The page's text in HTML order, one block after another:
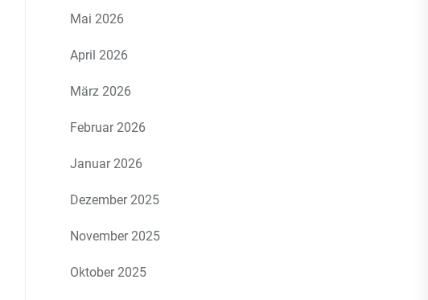
Mai 2026
April 2026
März 2026
Februar 2026
Januar 2026
Dezember 2025
November 2025
Oktober 2025